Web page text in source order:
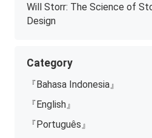
Will Storr: The Science of
Design
Category
『Bahasa Indonesia』
『English』
『Português』